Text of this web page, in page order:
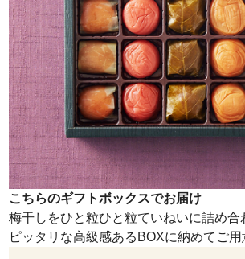
こちらのギフトボックスでお届け
梅干しをひと粒ひと粒ていねいに詰め合
ピッタリな高級感あるBOXに納めてご用